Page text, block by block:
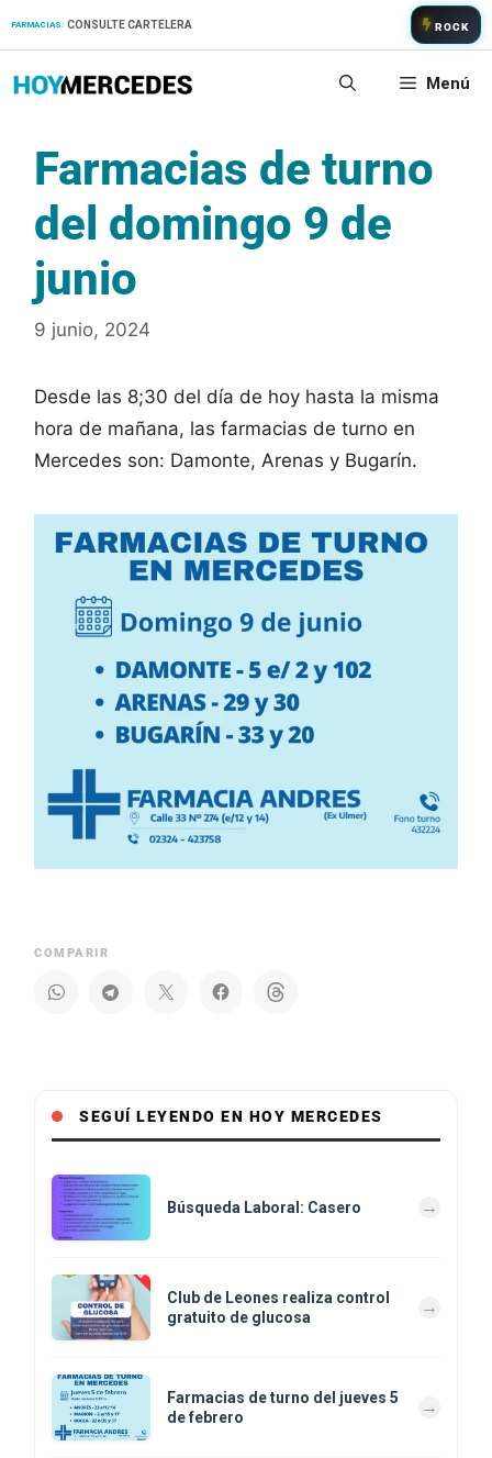
FARMACIAS: CONSULTE CARTELERA ROCK
Menú
Farmacias de turno
del domingo 9 de
junio
9 junio, 2024
Desde las 8;30 del día de hoy hasta la misma
hora de mañana, las farmacias de turno en
Mercedes son: Damonte, Arenas y Bugarín.
COMPARIR
SEGUÍ LEYENDO EN HOY MERCEDES
Búsqueda Laboral: Casero
Club de Leones realiza control
gratuito de glucosa
Farmacias de turno del jueves 5
de febrero